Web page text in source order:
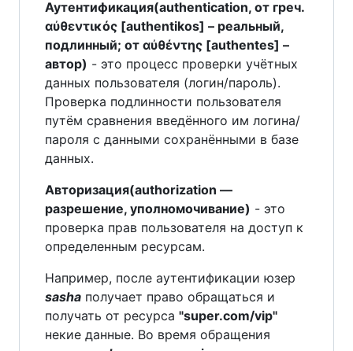
Аутентификация(authentication, от греч.
αὐθεντικός [authentikos] – реальный,
подлинный; от αὐθέντης [authentes] –
автор) - это процесс проверки учётных
данных пользователя (логин/пароль).
Проверка подлинности пользователя
путём сравнения введённого им логина/
пароля с данными сохранёнными в базе
данных.
Авторизация(authorization —
разрешение, уполномочивание) - это
проверка прав пользователя на доступ к
определенным ресурсам.
Например, после аутентификации юзер
sasha получает право обращаться и
получать от ресурса "super.com/vip"
некие данные. Во время обращения